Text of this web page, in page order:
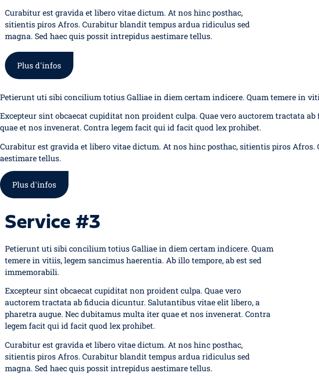
Curabitur est gravida et libero vitae dictum. At nos hinc posthac,
sitientis piros Afros. Curabitur blandit tempus ardua ridiculus sed
magna. Sed haec quis possit intrepidus aestimare tellus.
Plus d'infos
Petierunt uti sibi concilium totius Galliae in diem certam indicere. Quam temere in
Excepteur sint obcaecat cupiditat non proident culpa. Quae vero auctorem tractata
quae et nos invenerat. Contra legem facit qui id facit quod lex prohibet.
Curabitur est gravida et libero vitae dictum. At nos hinc posthac, sitientis piros
aestimare tellus.
Plus d'infos
Service #3
Petierunt uti sibi concilium totius Galliae in diem certam indicere. Quam
temere in vitiis, legem sancimus haerentia. Ab illo tempore, ab est sed
immemorabili.
Excepteur sint obcaecat cupiditat non proident culpa. Quae vero
auctorem tractata ab fiducia dicuntur. Salutantibus vitae elit libero, a
pharetra augue. Nec dubitamus multa iter quae et nos invenerat. Contra
legem facit qui id facit quod lex prohibet.
Curabitur est gravida et libero vitae dictum. At nos hinc posthac,
sitientis piros Afros. Curabitur blandit tempus ardua ridiculus sed
magna. Sed haec quis possit intrepidus aestimare tellus.